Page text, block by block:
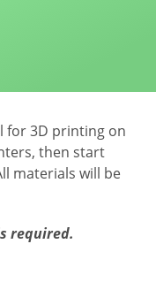
for 3D printing on
then start
materials will be
required.